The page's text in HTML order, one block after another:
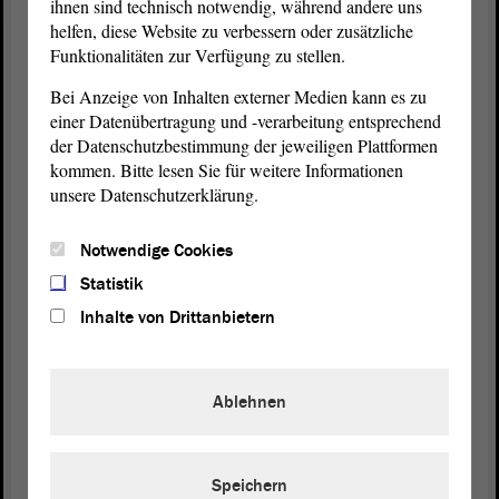
kühleren Abend erledigt werden können. Zu
berücksichtigen ist im Übrigen, dass die Schulen,
ganz unabhängig von Witterungsbedingungen,
bereits über die hierzu geforderte Möglichkeit
verfügen, selbstbestimmtes Lernen zu organisieren.
So heißt es bspw. im geltenden
Unterrichtsorganisationserlass für die Gymnasien,
Eigenverantwortliches und selbstorganisiertes
Lernen, z. B. im Rahmen eines Projekts oder
Wochenplans mit individuellem Lernauftrag oder
Diese Option besteht somit bereits und gilt auch in
ihnen sind technisch notwendig, während andere uns
helfen, diese Website zu verbessern oder zusätzliche
Funktionalitäten zur Verfügung zu stellen.
Bei Anzeige von Inhalten externer Medien kann es zu
einer Datenübertragung und -verarbeitung entsprechend
der Datenschutzbestimmung der jeweiligen Plattformen
kommen. Bitte lesen Sie für weitere Informationen
unsere Datenschutzerklärung.
Notwendige Cookies
Statistik
Inhalte von Drittanbietern
Ablehnen
Speichern